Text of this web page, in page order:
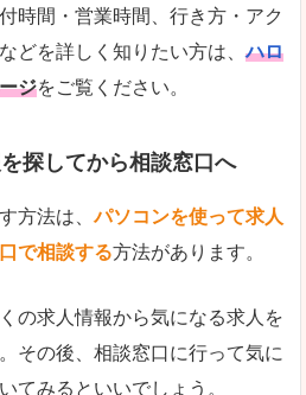
時間・営業時間、行き方・アク
どを詳しく知りたい方は、ハロ
ジをご覧ください。
探してから相談窓口へ
方法は、パソコンを使って求人
で相談する方法があります。
の求人情報から気になる求人を
その後、相談窓口に行って気に
てみるといいでしょう。